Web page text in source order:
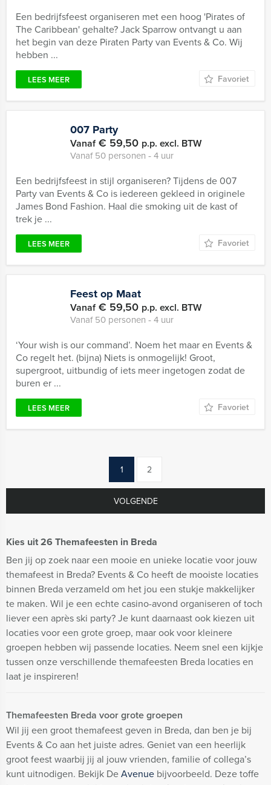
Kies uit 26 Themafeesten in Breda
Ben jij op zoek naar een mooie en unieke locatie voor jouw
themafeest in Breda? Events & Co heeft de mooiste locaties
binnen Breda verzameld om het jou een stukje makkelijker
te maken. Wil je een echte casino-avond organiseren of toch
liever een après ski party? Je kunt daarnaast ook kiezen uit
locaties voor een grote groep, maar ook voor kleinere
groepen hebben wij passende locaties. Neem snel een kijkje
tussen onze verschillende themafeesten Breda locaties en
laat je inspireren!
Een bedrijfsfeest organiseren met een hoog 'Pirates of
The Caribbean' gehalte? Jack Sparrow ontvangt u aan
het begin van deze Piraten Party van Events & Co. Wij
hebben ...
LEES MEER Favoriet
007 Party
Vanaf€ 59,50 p.p. excl. BTW
Vanaf 50 personen ‐ 4 uur
Een bedrijfsfeest in stijl organiseren? Tijdens de 007
Party van Events & Co is iedereen gekleed in originele
James Bond Fashion. Haal die smoking uit de kast of
trek je ...
LEES MEER Favoriet
Feest op Maat
Vanaf€ 59,50 p.p. excl. BTW
Vanaf 50 personen ‐ 4 uur
‘Your wish is our command’. Noem het maar en Events &
Co regelt het. (bijna) Niets is onmogelijk! Groot,
supergroot, uitbundig of iets meer ingetogen zodat de
buren er ...
LEES MEER Favoriet
1 2
VOLGENDE
Themafeesten Breda voor grote groepen
Wil jij een groot themafeest geven in Breda, dan ben je bij
Events & Co aan het juiste adres. Geniet van een heerlijk
groot feest waarbij jij al jouw vrienden, familie of collega’s
kunt uitnodigen. Bekijk DeAvenue bijvoorbeeld. Deze toffe